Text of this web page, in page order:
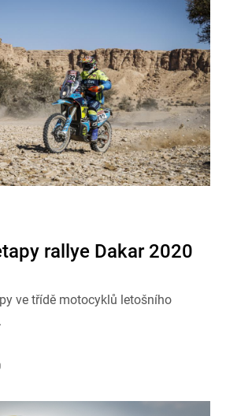
rallye Dakar 2020
ve třídě motocyklů letošního